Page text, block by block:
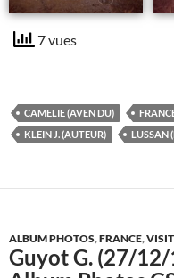
7 vues
CAMELIE (AVEN DU)
KLEIN J. (AUTEUR)
LUSSAN
ALBUM PHOTOS,FRANCE,
Guyot G. (27/